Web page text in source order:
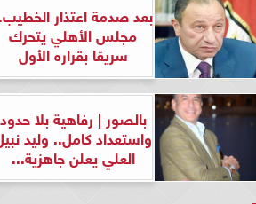
بعد صدمة اعتذار
مجلس الأهلي يتحرك
سريعًا بقراره الأول
بالصور | رفاهية بلا حدود
واستعداد كامل.. وليد
العلي يعلن جاهزية...